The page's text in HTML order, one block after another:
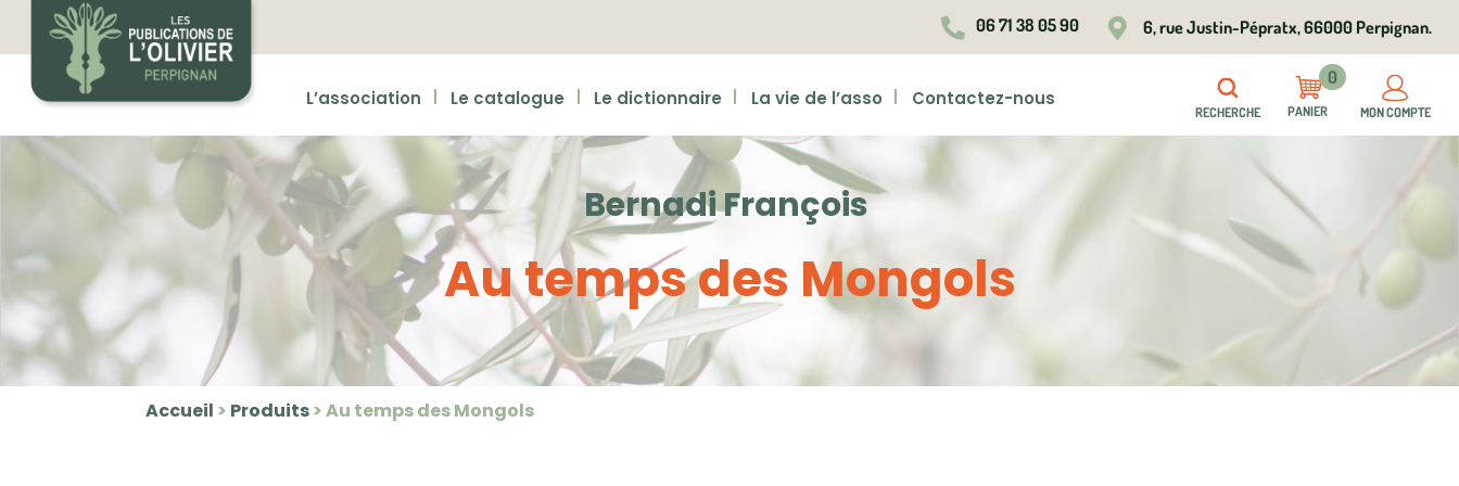
 06 71 38 05 90  6, rue Justin-Pépratx, 66000 Perpignan.
L’association Le catalogue Le dictionnaire La vie de l’asso Contactez-nous
RECHERCHE
0
MON COMPTE
Bernadi François
Au temps des Mongols
Accueil > Produits>Au temps des Mongols